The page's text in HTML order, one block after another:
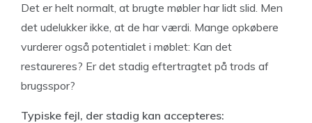
Det er helt normalt, at brugte møbler har lidt slid. Men
det udelukker ikke, at de har værdi. Mange opkøbere
vurderer også potentialet i møblet: Kan det
restaureres? Er det stadig eftertragtet på trods af
brugsspor?
Typiske fejl, der stadig kan accepteres: